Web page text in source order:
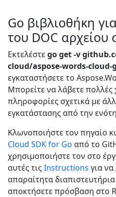
Go βιβλιοθήκη
του DOC αρχείου
Εκτελέστεgo get -v
cloud/aspose-words-cloud-
εγκαταστήσετε το
Μπορείτε να λάβετε πολλές
πληροφορίες σχετικά με
εγκατάστασης από την
Κλωνοποιήστε τον πηγαίο
Cloud SDK for Go από το
χρησιμοποιήστε τον στο
αυτές τιςInstructions για
απαραίτητα
αποκτήσετε πρόσβαση στο